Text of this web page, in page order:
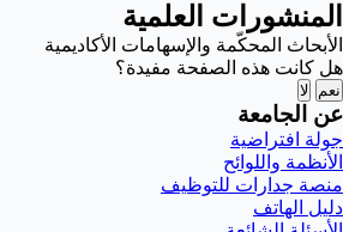
المنشورات العلمية
الأبحاث المحكّمة والإسهامات الأكاديمية
هل كانت هذه الصفحة مفيدة؟
نعم لا
عن الجامعة
جولة افتراضية
الأنظمة واللوائح
منصة جدارات للتوظيف
دليل الهاتف